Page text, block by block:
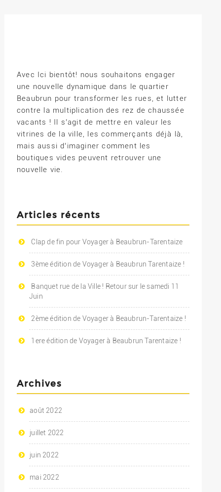
Avec Ici bientôt! nous souhaitons engager
une nouvelle dynamique dans le quartier
Beaubrun pour transformer les rues, et lutter
contre la multiplication des rez de chaussée
vacants ! Il s’agit de mettre en valeur les
vitrines de la ville, les commerçants déjà là,
mais aussi d’imaginer comment les
boutiques vides peuvent retrouver une
nouvelle vie.
Articles récents
Clap de fin pour Voyager à Beaubrun-Tarentaize
3ème édition de Voyager à Beaubrun Tarentaize !
Banquet rue de la Ville ! Retour sur le samedi 11
Juin
2ème édition de Voyager à Beaubrun-Tarentaize !
1ere édition de Voyager à Beaubrun Tarentaize !
Archives
août 2022
juillet 2022
juin 2022
mai 2022